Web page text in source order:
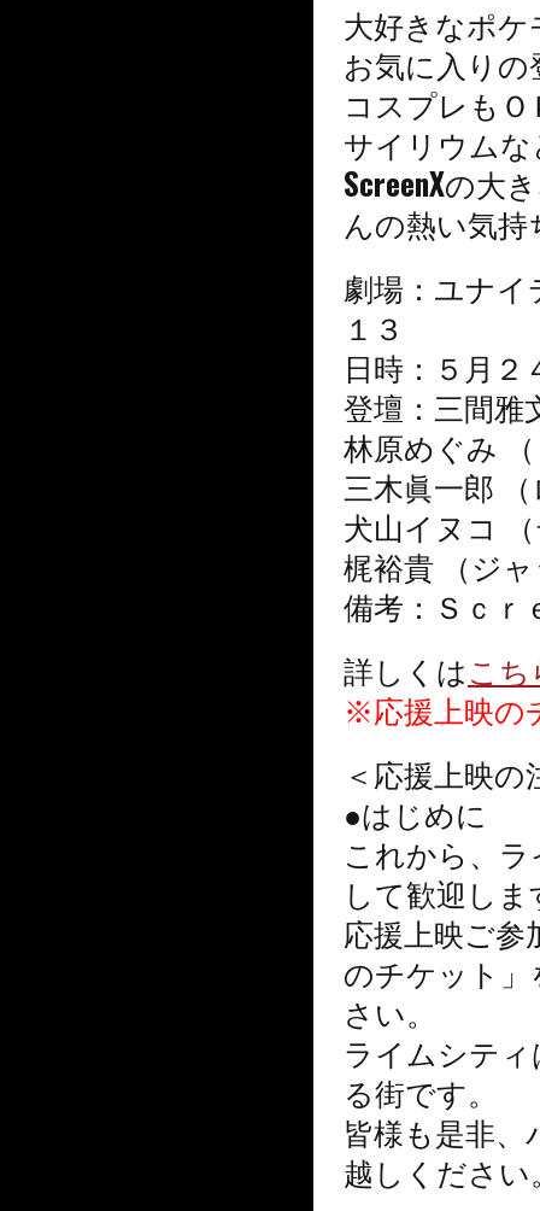
大好きなポ
お気に入り
コスプレもＯ
サイリウム
ScreenXの大
んの熱い気
劇場：ユナ
１３
日時：５月
登壇：三間雅
林原めぐみ
三木眞一郎
犬山イヌコ
梶裕貴 （ジ
備考：Ｓｃｒ
詳しくはこ
※応援上映の
＜応援上映の
●はじめに
これから、
して歓迎しま
応援上映ご
のチケット
さい。
ライムシテ
る街です。
皆様も是非
越しください